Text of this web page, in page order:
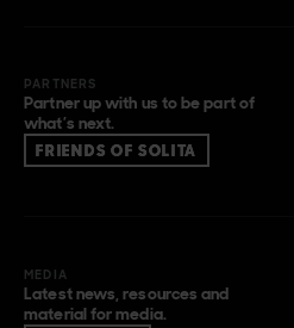
PARTNERS
Partner up with us to be part of
what’s next.
FRIENDS OF SOLITA
MEDIA
Latest news, resources and
material for media.